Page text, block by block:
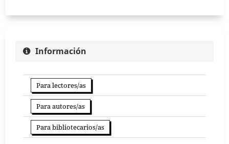
Información
Para lectores/as
Para autores/as
Para bibliotecarios/as